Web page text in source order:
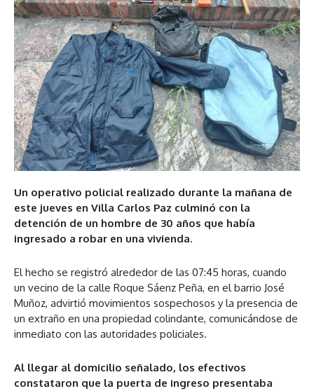
Un operativo policial realizado durante la mañana de
este jueves en Villa Carlos Paz culminó con la
detención de un hombre de 30 años que había
ingresado a robar en una vivienda.
El hecho se registró alrededor de las 07:45 horas, cuando
un vecino de la calle Roque Sáenz Peña, en el barrio José
Muñoz, advirtió movimientos sospechosos y la presencia de
un extraño en una propiedad colindante, comunicándose de
inmediato con las autoridades policiales.
Al llegar al domicilio señalado, los efectivos
constataron que la puerta de ingreso presentaba